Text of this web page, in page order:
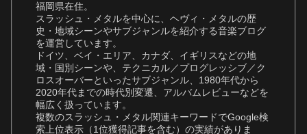
福岡県在住。
スラッシュ・メタルを中心に、ヘヴィ・メタルの歴
史・地域シーンやサブジャンルを紹介する音楽ブログ
を運営しています。
ドイツ、ベイ・エリア、カナダ、イギリスなどの地
域・国別シーンや、テクニカル／プログレッシブ／ク
ロスオーバーといったサブジャンル、1980年代から
2020年代までの時代別変遷、アルバムレビューなどを
幅広く扱っています。
複数のスラッシュ・メタル関連キーワードでGoogle検
索上位表示（1位獲得記事を含む）の実績がありま